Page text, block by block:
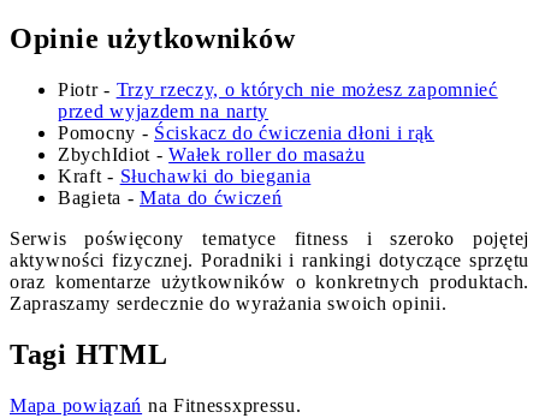
Opinie użytkowników
Piotr- Trzy rzeczy, o których nie możesz zapomnieć
przed wyjazdem na narty
Pomocny - Ściskacz do ćwiczenia dłoni i rąk
ZbychIdiot -Wałek roller do masażu
Kraft - Słuchawki do biegania
Bagieta -Mata do ćwiczeń
Serwis poświęcony tematyce fitness i szeroko pojętej
aktywności fizycznej. Poradniki i rankingi dotyczące sprzętu
oraz komentarze użytkowników o konkretnych produktach.
Zapraszamy serdecznie do wyrażania swoich opinii.
Tagi HTML
Mapa powiązań na Fitnessxpressu.